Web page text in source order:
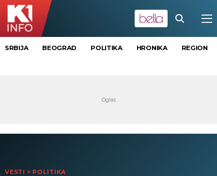
SRBIJA BEOGRAD POLITIKA HRONIKA REGION
VESTI > POLITIKA